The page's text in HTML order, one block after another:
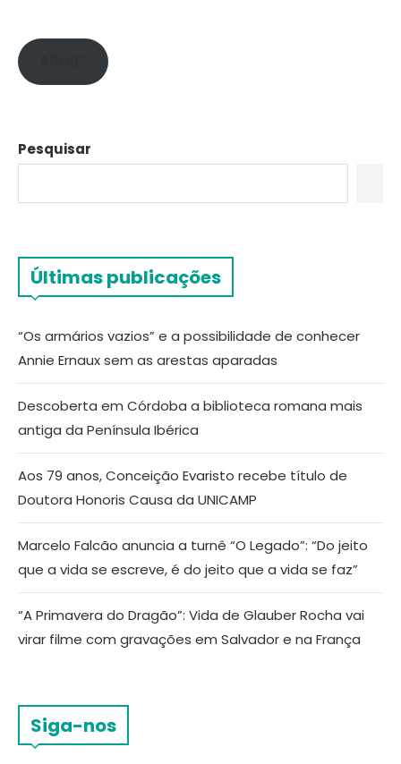
Pesquisar
Últimas publicações
“Os armários vazios” e a possibilidade de conhecer
Annie Ernaux sem as arestas aparadas
Descoberta em Córdoba a biblioteca romana mais
antiga da Península Ibérica
Aos 79 anos, Conceição Evaristo recebe título de
Doutora Honoris Causa da UNICAMP
Marcelo Falcão anuncia a turnê “O Legado”: “Do jeito
que a vida se escreve, é do jeito que a vida se faz”
“A Primavera do Dragão”: Vida de Glauber Rocha vai
virar filme com gravações em Salvador e na França
Siga-nos